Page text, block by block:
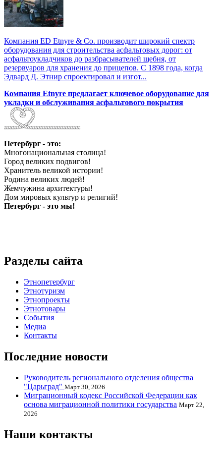
Компания ED Etnyre & Co. производит широкий спектр
оборудования для строительства асфальтовых дорог: от
асфальтоукладчиков до разбрасывателей щебня, от
резервуаров для хранения до прицепов. С 1898 года, когда
Эдвард Д. Этнир спроектировал и изгот...
Компания Etnyre предлагает ключевое оборудование для
укладки и обслуживания асфальтового покрытия
Петербург - это:
Многонациональная столица!
Город великих подвигов!
Хранитель великой истории!
Родина великих людей!
Жемчужина архитектуры!
Дом мировых культур и религий!
Петербург - это мы!
Разделы сайта
Этнопетербург
Этнотуризм
Этнопроекты
Этнотовары
События
Медиа
Контакты
Последние новости
Руководитель регионального отделения общества
"Царьград" Март 30, 2026
Миграционный кодекс Российской Федерации как
основа миграционной политики государства Март 22,
2026
Наши контакты